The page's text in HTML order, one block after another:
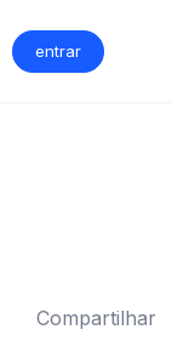
entrar
Compartilhar